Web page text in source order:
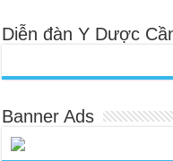
Diễn đàn Y Dược
Banner Ads